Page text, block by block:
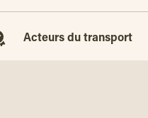
Acteurs du transport